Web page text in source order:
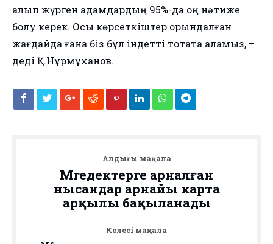
алып жүрген адамдардың 95%-да оң нәтиже
болу керек. Осы көрсеткіштер орындалған
жағдайда ғана біз бұл індетті тоқтата аламыз, –
деді Қ.Нұрмұханов.
Алдыңғы мақала
Мүгедектерге арналған
нысандар арнайы карта
арқылы бақыланады
Келесі мақала